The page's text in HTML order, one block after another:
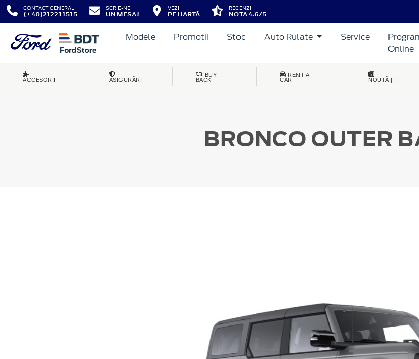
CONTACT GENERAL
(+40)212211515
SCRIE-NE
UN MESAJ
VEZI
PE HARTĂ
RECENZII
NOTA 4.6/5
Modele Promotii Stoc Auto Rulate Service
Online
ACCESORII ASIGURĂRI
BUY
BACK
RENT A
CAR
NOUTĂȚI
BRONCO OUTER